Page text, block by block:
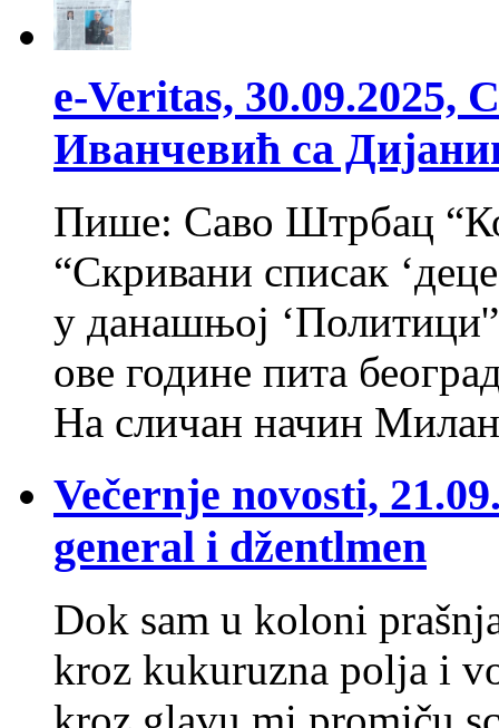
e-Veritas,
Иванчевић са
Пише: Саво Штрбац
“Скривани списак
у данашњој
ове године пита
На сличан начин
Večernje novosti,
general i džentlmen
Dok sam u koloni
kroz kukuruzna polja i